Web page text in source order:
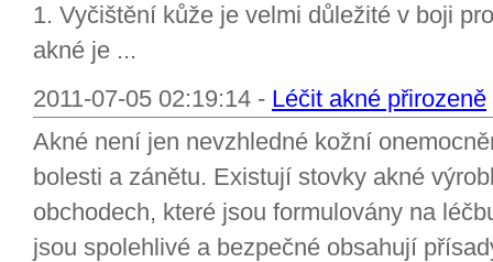
1. Vyčištění kůže je velmi důležité v boji
akné je ...
2011-07-05 02:19:14 - Léčit akné přirozeně
Akné není jen nevzhledné kožní
bolesti a zánětu. Existují stovky akné
obchodech, které jsou formulovány na
jsou spolehlivé a bezpečné obsahují